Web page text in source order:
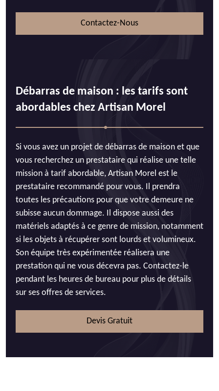
Contactez-Nous
Débarras de maison : les tarifs sont
abordables chez Artisan Morel
Si vous avez un projet de débarras de maison et que
vous recherchez un prestataire qui réalise une telle
mission à tarif abordable, Artisan Morel est le
prestataire recommandé pour vous. Il prendra
toutes les précautions pour que votre demeure ne
subisse aucun dommage. Il dispose aussi des
matériels adaptés à ce genre de mission, notamment
si les objets à récupérer sont lourds et volumineux.
Son équipe très expérimentée réalisera une
prestation qui ne vous décevra pas. Contactez-le
pendant les heures de bureau pour plus de détails
sur ses offres de services.
Devis Gratuit